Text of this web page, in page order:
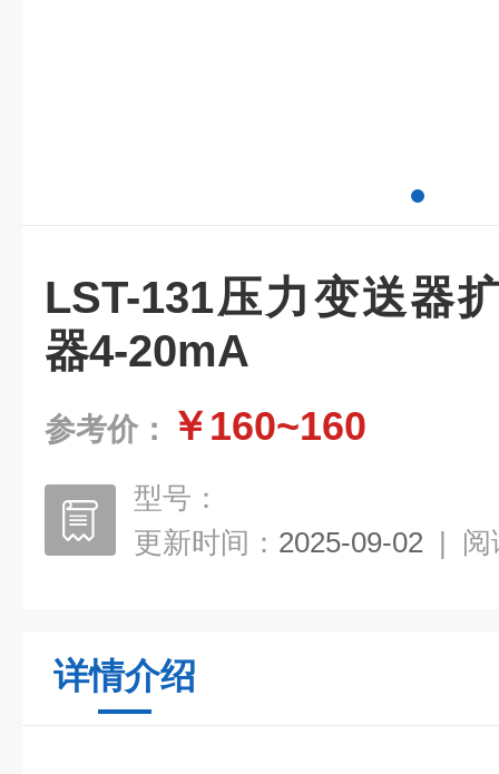
LST-131压力变送器
器4-20mA
参考价： ￥160~160
型号：
更新时间： 2025-09-02 | 阅
详情介绍